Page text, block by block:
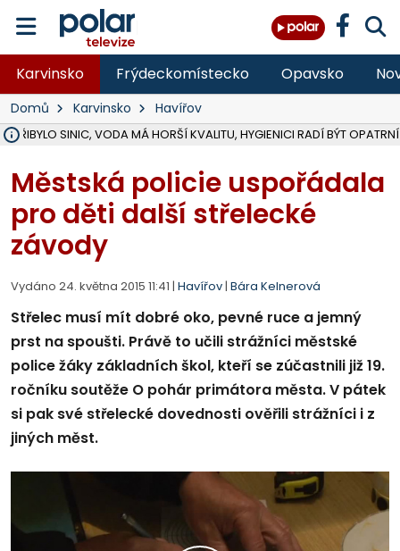
Karvinsko Frýdeckomístecko Opavsko
Domů Karvinsko Havířov
PŘIBYLO SINIC, VODA MÁ HORŠÍ KVALITU, HYGIENICI RADÍ BÝT OPATRNÍ
Městská policie uspořádala
pro děti další střelecké
závody
Vydáno 24. května 2015 11:41 | Havířov | Bára Kelnerová
Střelec musí mít dobré oko, pevné ruce a jemný
prst na spoušti. Právě to učili strážníci městské
police žáky základních škol, kteří se zúčastnili již 19.
ročníku soutěže O pohár primátora města. V pátek
si pak své střelecké dovednosti ověřili strážníci i z
jiných měst.